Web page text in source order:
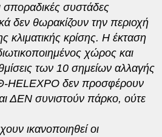
σποραδικές συστάδες
δεν θωρακίζουν την περιοχή
κλιματικής κρίσης. Η έκταση
χώρος και
των 10 σημείων αλλαγής
HELEXPO δεν προσφέρουν
ΔΕΝ συνιστούν πάρκο, ούτε
ικανοποιηθεί οι